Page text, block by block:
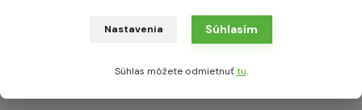
Nastavenia Súhlasím
Súhlas môžete odmietnuťtu.